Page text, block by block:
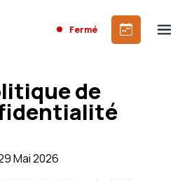
Fermé
de
Mai 2026